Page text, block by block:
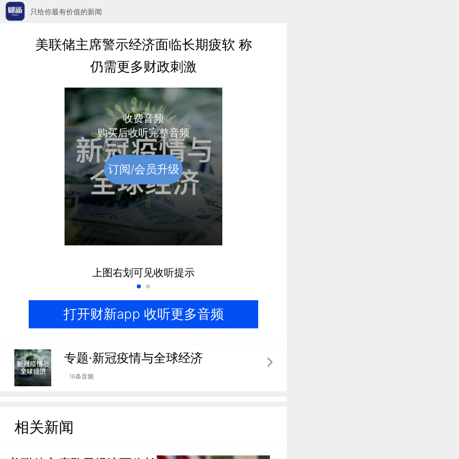
只给你最有价值的新闻
美联储主席警示经济面临长期疲软 称
仍需更多财政刺激
收费音频
购买后收听完整音频
订阅/会员升级
上图右划可见收听提示
打开财新app 收听更多音频
专题·新冠疫情与全球经济
16条音频
相关新闻